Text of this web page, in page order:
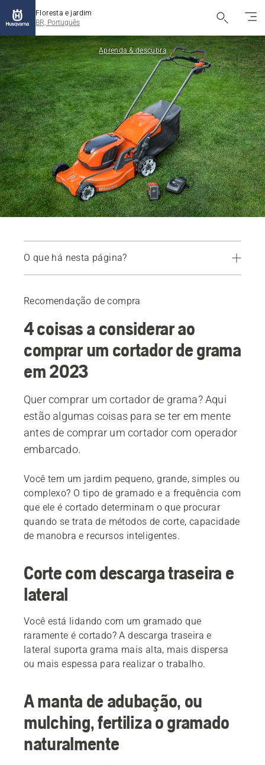
Floresta e jardim
BR, Português
Aprenda & descubra
O que há nesta página?
Recomendação de compra
4 coisas a considerar ao
comprar um cortador de grama
em 2023
Quer comprar um cortador de grama? Aqui
estão algumas coisas para se ter em mente
antes de comprar um cortador com operador
embarcado.
Você tem um jardim pequeno, grande, simples ou
complexo? O tipo de gramado e a frequência com
que ele é cortado determinam o que procurar
quando se trata de métodos de corte, capacidade
de manobra e recursos inteligentes.
Corte com descarga traseira e
lateral
Você está lidando com um gramado que
raramente é cortado? A descarga traseira e
lateral suporta grama mais alta, mais dispersa
ou mais espessa para realizar o trabalho.
A manta de adubação, ou
mulching, fertiliza o gramado
naturalmente